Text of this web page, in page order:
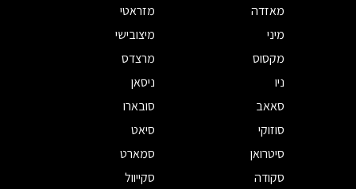
מאזדה
מזראטי
מיני
מיצובישי
מקסוס
מרצדס
ניו
ניסאן
סאאב
סובארו
סוזוקי
סיאט
סיטרואן
סמארט
סקודה
סקייוול